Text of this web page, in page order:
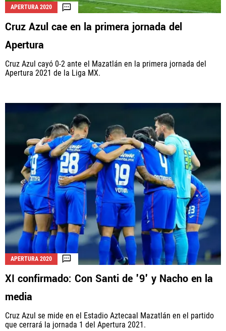
APERTURA 2020
Cruz Azul cae en la primera jornada del
Apertura
Cruz Azul cayó 0-2 ante el Mazatlán en la primera jornada del
Apertura 2021 de la Liga MX.
APERTURA 2020
XI confirmado: Con Santi de '9' y Nacho en la
media
Cruz Azul se mide en el Estadio Aztecaal Mazatlán en el partido
que cerrará la jornada 1 del Apertura 2021.